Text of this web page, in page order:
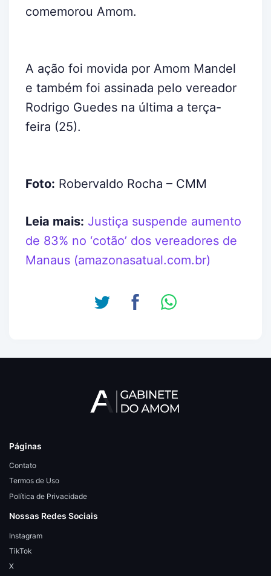
comemorou Amom.
A ação foi movida por Amom Mandel
e também foi assinada pelo vereador
Rodrigo Guedes na última a terça-
feira (25).
Foto: Robervaldo Rocha – CMM
Leia mais: Justiça suspende aumento
de 83% no ‘cotão’ dos vereadores de
Manaus (amazonasatual.com.br)
Páginas
Contato
Termos de Uso
Política de Privacidade
Nossas Redes Sociais
Instagram
TikTok
X